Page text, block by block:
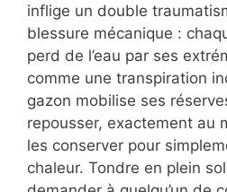
inflige un double
blessure mécanique :
perd de l’eau par ses
comme une transpiration
gazon mobilise ses
repousser, exactement au
les conserver pour
chaleur. Tondre en plein